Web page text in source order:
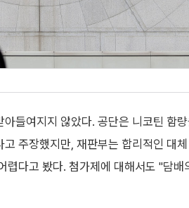
아들여지지 않았다. 공단은 니코틴 함
주장했지만, 재판부는 합리적인 대
다고 봤다. 첨가제에 대해서도 "담배